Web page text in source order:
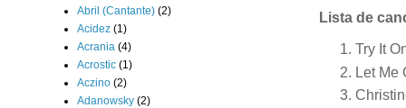
Lista de
Try It
Let
Abril (Cantante) (2)
Acidez (1)
Acrania (4)
Acrostic (1)
Aczino (2)
Adanowsky (2)